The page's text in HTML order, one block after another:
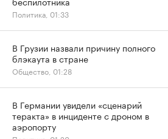
Политика, 01:33
В Грузии назвали причину полного
блэкаута в стране
Общество, 01:28
В Германии увидели «сценарий
теракта» в инциденте с дроном в
аэропорту